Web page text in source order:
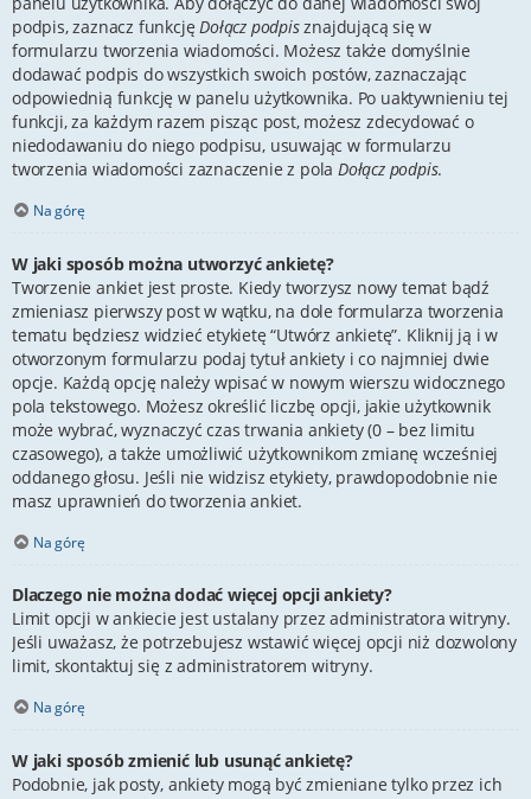
podpis, zaznacz funkcjęDołącz podpisznajdującą się w
formularzu tworzenia wiadomości. Możesz także domyślnie
dodawać podpis do wszystkich swoich postów, zaznaczając
odpowiednią funkcję w panelu użytkownika. Po uaktywnieniu tej
funkcji, za każdym razem pisząc post, możesz zdecydować o
niedodawaniu do niego podpisu, usuwając w formularzu
tworzenia wiadomości zaznaczenie z polaDołącz podpis.
Na górę
W jaki sposób można utworzyć ankietę?
Tworzenie ankiet jest proste. Kiedy tworzysz nowy temat bądź
zmieniasz pierwszy post w wątku, na dole formularza tworzenia
tematu będziesz widzieć etykietę “Utwórz ankietę”. Kliknij ją i w
otworzonym formularzu podaj tytuł ankiety i co najmniej dwie
opcje. Każdą opcję należy wpisać w nowym wierszu widocznego
pola tekstowego. Możesz określić liczbę opcji, jakie użytkownik
może wybrać, wyznaczyć czas trwania ankiety (0 – bez limitu
czasowego), a także umożliwić użytkownikom zmianę wcześniej
oddanego głosu. Jeśli nie widzisz etykiety, prawdopodobnie nie
masz uprawnień do tworzenia ankiet.
Na górę
Dlaczego nie można dodać więcej opcji ankiety?
Limit opcji w ankiecie jest ustalany przez administratora witryny.
Jeśli uważasz, że potrzebujesz wstawić więcej opcji niż dozwolony
limit, skontaktuj się z administratorem witryny.
Na górę
W jaki sposób zmienić lub usunąć ankietę?
Podobnie, jak posty, ankiety mogą być zmieniane tylko przez ich